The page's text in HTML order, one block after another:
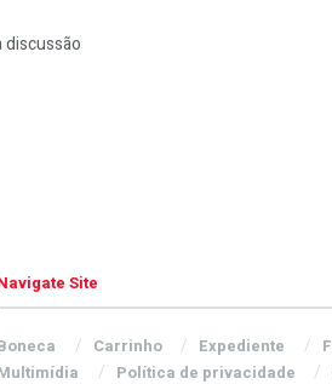
discussão
Site
Carrinho Expediente
Política de privacidade